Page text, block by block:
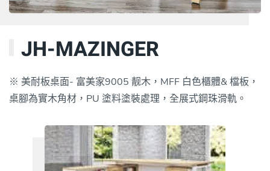
JH-MAZINGER
※ 美耐板桌面- 富美家9005 靓木，MFF 白色櫃體& 檔板，
桌腳為實木角材，PU 塗料塗裝處理，全展式鋼珠滑軌。